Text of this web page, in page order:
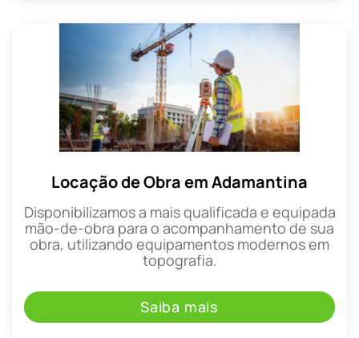
Locação de Obra em Adamantina
Disponibilizamos a mais qualificada e equipada
mão-de-obra para o acompanhamento de sua
obra, utilizando equipamentos modernos em
topografia.
Saiba mais